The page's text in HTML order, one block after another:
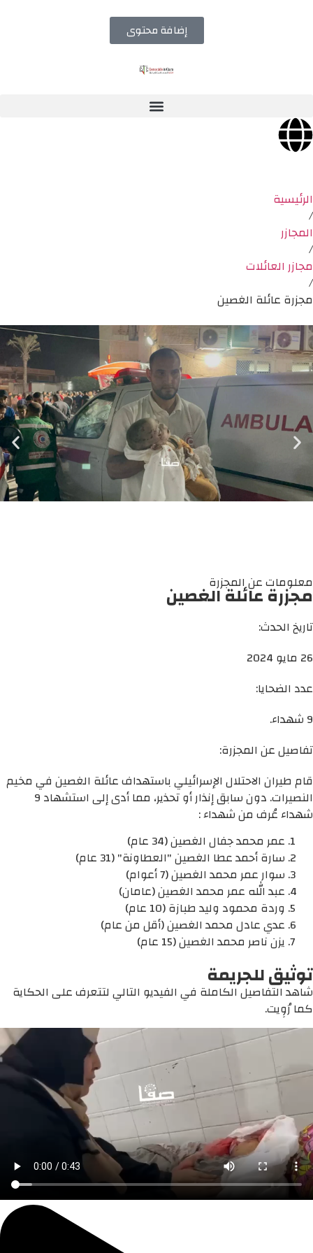
إضافة محتوى
الرئيسية
/
المجازر
/
مجازر العائلات
/
مجزرة عائلة الغصين
معلومات عن المجزرة
مجزرة عائلة الغصين
تاريخ الحدث:
26 مايو 2024
عدد الضحايا:
9 شهداء.
تفاصيل عن المجزرة:
قام طيران الاحتلال الإسرائيلي باستهداف عائلة الغصين في مخيم
النصيرات. دون سابق إنذار أو تحذير، مما أدى إلى استشهاد 9
شهداء عُرف من شهداء :
عمر محمد جفال الغصين (34 عام)
سارة أحمد عطا الغصين "العطاونة" (31 عام)
سوار عمر محمد الغصين (7 أعوام)
عبد الله عمر محمد الغصين (عامان)
وردة محمود وليد طبازة (10 عام)
عدي عادل محمد الغصين (أقل من عام)
يزن ناصر محمد الغصين (15 عام)
توثيق للجريمة
شاهد التفاصيل الكاملة في الفيديو التالي لتتعرف على الحكاية
كما رُوِيت.